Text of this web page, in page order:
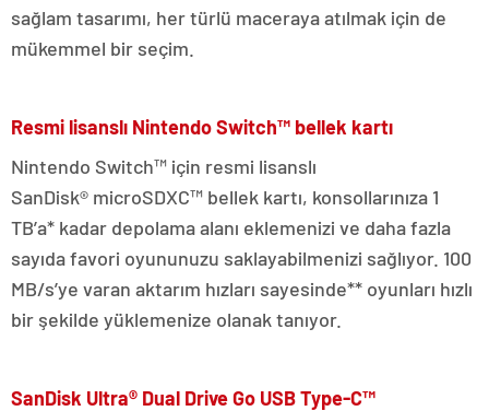
sağlam tasarımı, her türlü maceraya atılmak için de
mükemmel bir seçim.
Resmi lisanslı Nintendo Switch™ bellek kartı
Nintendo Switch™ için resmi lisanslı
SanDisk® microSDXC™ bellek kartı, konsollarınıza 1
TB’a* kadar depolama alanı eklemenizi ve daha fazla
sayıda favori oyununuzu saklayabilmenizi sağlıyor. 100
MB/s’ye varan aktarım hızları sayesinde** oyunları hızlı
bir şekilde yüklemenize olanak tanıyor.
SanDisk Ultra® Dual Drive Go USB Type-C™